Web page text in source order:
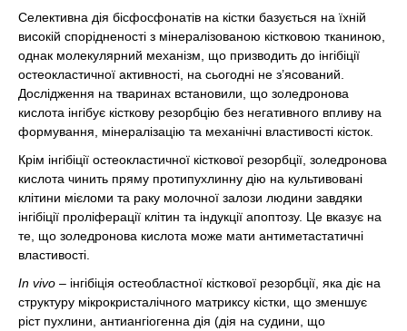
Селективна дія бісфосфонатів на кістки базується на їхній
високій спорідненості з мінералізованою кістковою тканиною,
однак молекулярний механізм, що призводить до інгібіції
остеокластичної активності, на сьогодні не з’ясований.
Дослідження на тваринах встановили, що золедронова
кислота інгібує кісткову резорбцію без негативного впливу на
формування, мінералізацію та механічні властивості кісток.
Крім інгібіції остеокластичної кісткової резорбції, золедронова
кислота чинить пряму протипухлинну дію на культивовані
клітини мієломи та раку молочної залози людини завдяки
інгібіції проліферації клітин та індукції апоптозу. Це вказує на
те, що золедронова кислота може мати антиметастатичні
властивості.
In vivo – інгібіція остеобластної кісткової резорбції, яка діє на
структуру мікрокристалічного матриксу кістки, що зменшує
ріст пухлини, антиангіогенна дія (дія на судини, що